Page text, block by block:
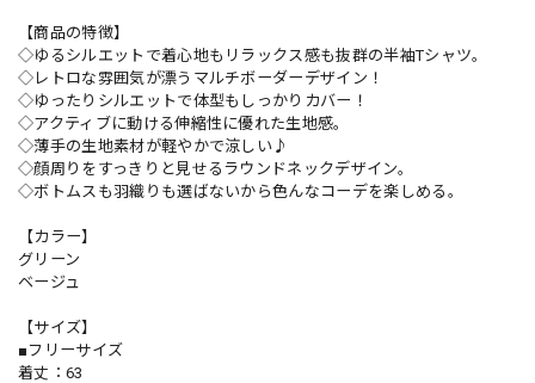
【商品の特徴】
◇ゆるシルエットで着心地もリラックス感も抜群の半袖Tシャツ。
◇レトロな雰囲気が漂うマルチボーダーデザイン！
◇ゆったりシルエットで体型もしっかりカバー！
◇アクティブに動ける伸縮性に優れた生地感。
◇薄手の生地素材が軽やかで涼しい♪
◇顔周りをすっきりと見せるラウンドネックデザイン。
◇ボトムスも羽織りも選ばないから色んなコーデを楽しめる。
【カラー】
グリーン
ベージュ
【サイズ】
■フリーサイズ
着丈：63